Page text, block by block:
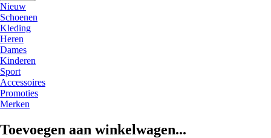
Nieuw
Schoenen
Kleding
Heren
Dames
Kinderen
Sport
Accessoires
Promoties
Merken
Toevoegen aan winkelwagen...